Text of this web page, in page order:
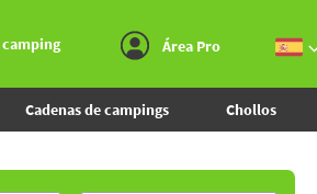
camping Área Pro
Cadenas de campings Chollos